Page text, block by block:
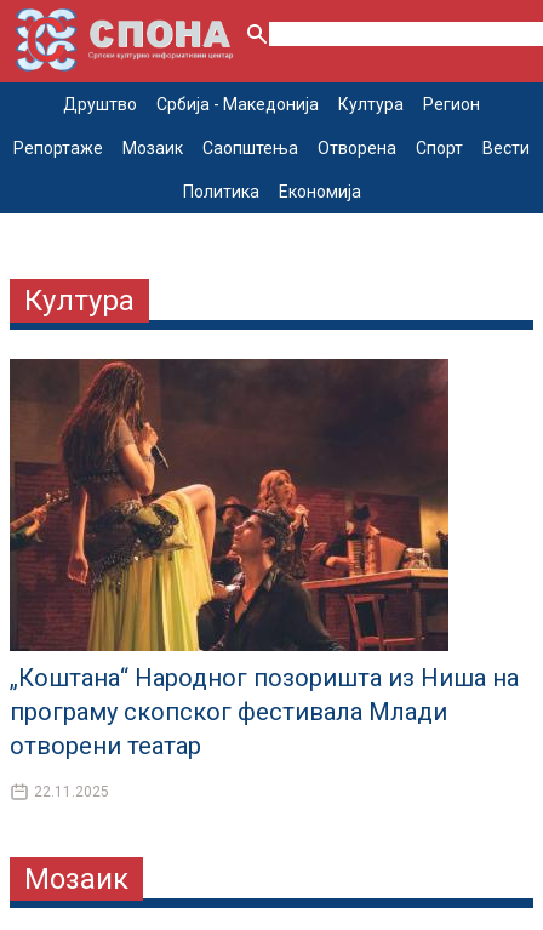
Друштво Србија - Македонија Култура Регион
Репортаже Мозаик Саопштења Отворена Спорт Вести
Политика Економија
Култура
„Коштана“ Народног позоришта из Ниша на
програму скопског фестивала Млади
отворени театар
22.11.2025
Мозаик